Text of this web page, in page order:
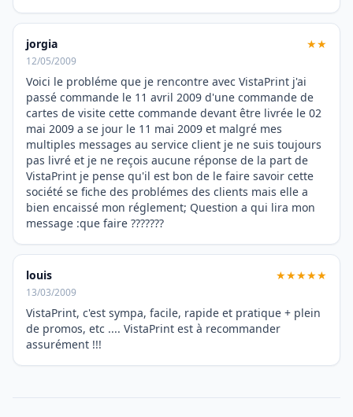
jorgia ★★
12/05/2009
Voici le probléme que je rencontre avec VistaPrint j'ai
passé commande le 11 avril 2009 d'une commande de
cartes de visite cette commande devant être livrée le 02
mai 2009 a se jour le 11 mai 2009 et malgré mes
multiples messages au service client je ne suis toujours
pas livré et je ne reçois aucune réponse de la part de
VistaPrint je pense qu'il est bon de le faire savoir cette
société se fiche des problémes des clients mais elle a
bien encaissé mon réglement; Question a qui lira mon
message :que faire ???????
louis ★★★★★
13/03/2009
VistaPrint, c'est sympa, facile, rapide et pratique + plein
de promos, etc .... VistaPrint est à recommander
assurément !!!